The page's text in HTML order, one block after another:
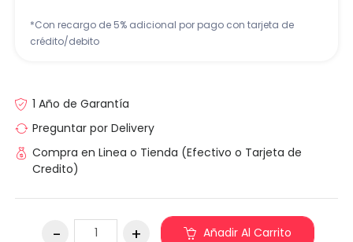
*Con recargo de 5% adicional por pago con tarjeta de
crédito/debito
1 Año de Garantía
Preguntar por Delivery
Compra en Linea o Tienda (Efectivo o Tarjeta de
Credito)
Añadir Al Carrito